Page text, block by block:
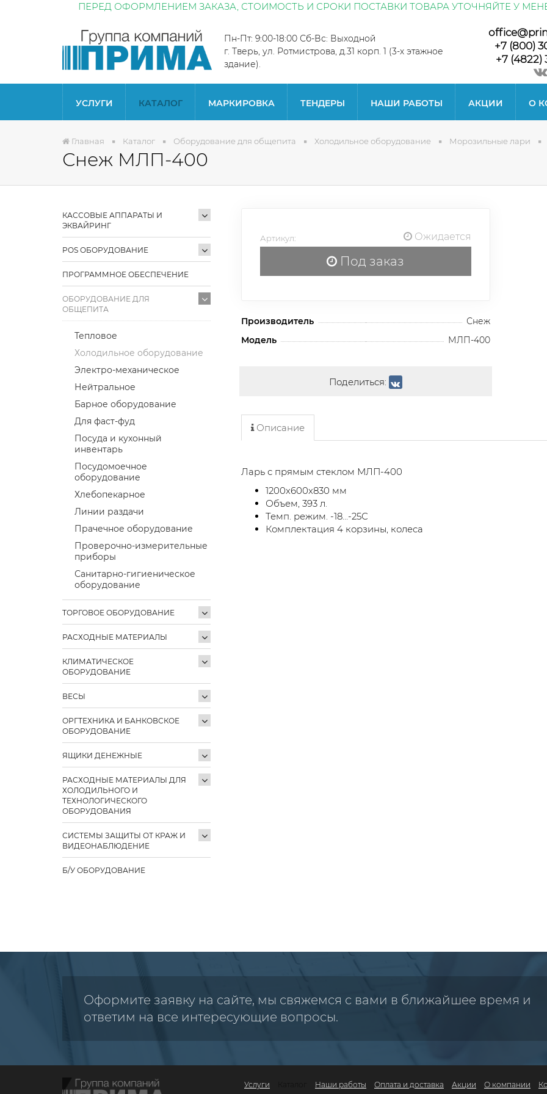
ПЕРЕД ОФОРМЛЕНИЕМ ЗАКАЗА, СТОИМОСТЬ И СРОКИ ПОСТАВКИ ТОВАРА УТОЧНЯЙТЕ У
Пн-Пт: 9:00-18:00 Сб-Вс: Выходной
г. Тверь, ул. Ротмистрова, д.31 корп. 1 (3-х этажное
здание).
+7 (800)
+7 (4822)
УСЛУГИ КАТАЛОГ МАРКИРОВКА ТЕНДЕРЫ НАШИ РАБОТЫ АКЦИИ О
Главная Каталог Оборудование для общепита Холодильное оборудование Морозильные лари
Снеж МЛП-400
КАССОВЫЕ АППАРАТЫ И
ЭКВАЙРИНГ
POS ОБОРУДОВАНИЕ
ПРОГРАММНОЕ ОБЕСПЕЧЕНИЕ
ОБОРУДОВАНИЕ ДЛЯ
ОБЩЕПИТА
Тепловое
Холодильное оборудование
Электро-механическое
Нейтральное
Барное оборудование
Для фаст-фуд
Посуда и кухонный
инвентарь
Посудомоечное
оборудование
Хлебопекарное
Линии раздачи
Прачечное оборудование
Проверочно-измерительные
приборы
Санитарно-гигиеническое
оборудование
ТОРГОВОЕ ОБОРУДОВАНИЕ
РАСХОДНЫЕ МАТЕРИАЛЫ
КЛИМАТИЧЕСКОЕ
ОБОРУДОВАНИЕ
ВЕСЫ
ОРГТЕХНИКА И БАНКОВСКОЕ
ОБОРУДОВАНИЕ
ЯЩИКИ ДЕНЕЖНЫЕ
РАСХОДНЫЕ МАТЕРИАЛЫ ДЛЯ
ХОЛОДИЛЬНОГО И
ТЕХНОЛОГИЧЕСКОГО
ОБОРУДОВАНИЯ
СИСТЕМЫ ЗАЩИТЫ ОТ КРАЖ И
ВИДЕОНАБЛЮДЕНИЕ
Б/У ОБОРУДОВАНИЕ
Артикул: Ожидается
Под заказ
Производитель
Снеж
Модель
МЛП-400
Поделиться:
Описание
Ларь с прямым стеклом МЛП-400
1200х600х830 мм
Объем, 393 л.
Темп. режим. -18…-25С
Комплектация 4 корзины, колеса
Оформите заявку на сайте, мы свяжемся с вами в ближайшее время и
ответим на все интересующие вопросы.
Услуги Наши работы Оплата и доставка Акции О компании